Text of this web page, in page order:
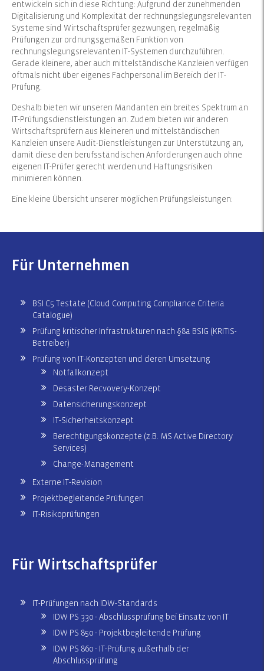
entwickeln sich in diese Richtung: Aufgrund der zunehmenden
Digitalisierung und Komplexität der rechnungslegungsrelevanten
Systeme sind Wirtschaftsprüfer gezwungen, regelmäßig
Prüfungen zur ordnungsgemäßen Funktion von
rechnungslegungsrelevanten IT-Systemen durchzuführen.
Gerade kleinere, aber auch mittelständische Kanzleien verfügen
oftmals nicht über eigenes Fachpersonal im Bereich der IT-
Prüfung.
Deshalb bieten wir unseren Mandanten ein breites Spektrum an
IT-Prüfungsdienstleistungen an. Zudem bieten wir anderen
Wirtschaftsprüfern aus kleineren und mittelständischen
Kanzleien unsere Audit-Dienstleistungen zur Unterstützung an,
damit diese den berufsständischen Anforderungen auch ohne
eigenen IT-Prüfer gerecht werden und Haftungsrisiken
minimieren können.
Eine kleine Übersicht unserer möglichen Prüfungsleistungen:
Für Unternehmen
BSI C5 Testate (Cloud Computing Compliance Criteria
Catalogue)
Prüfung kritischer Infrastrukturen nach §8a BSIG (KRITIS-
Betreiber)
Prüfung von IT-Konzepten und deren Umsetzung
Notfallkonzept
Desaster Recvovery-Konzept
Datensicherungskonzept
IT-Sicherheitskonzept
Berechtigungskonzepte (z.B. MS Active Directory
Services)
Change-Management
Externe IT-Revision
Projektbegleitende Prüfungen
IT-Risikoprüfungen
Für Wirtschaftsprüfer
IT-Prüfungen nach IDW-Standards
IDW PS 330 - Abschlussprüfung bei Einsatz von IT
IDW PS 850 - Projektbegleitende Prüfung
IDW PS 860 - IT-Prüfung außerhalb der
Abschlussprüfung